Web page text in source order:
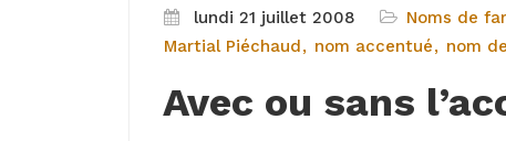
lundi 21 juillet 2008 Noms de
Martial Piéchaud
nom accentué nom
Avec ou sans